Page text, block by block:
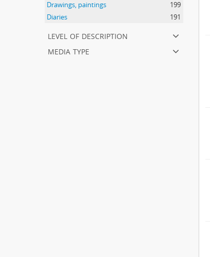
Drawings, paintings
199
Diaries
191
level of description
media type